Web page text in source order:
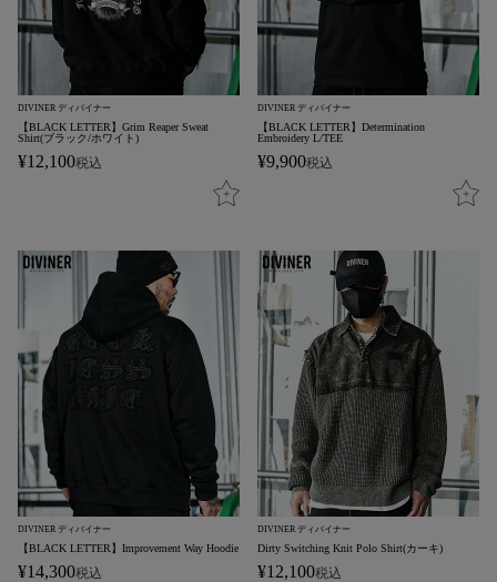
DIVINER ディバイナー
【BLACK LETTER】Grim Reaper Sweat
Shirt(ブラック/ホワイト)
¥12,100税込
DIVINER ディバイナー
【BLACK LETTER】Determination
Embroidery L/TEE
¥9,900税込
DIVINER ディバイナー
【BLACK LETTER】Improvement Way Hoodie
¥14,300税込
DIVINER ディバイナー
Dirty Switching Knit Polo Shirt(カーキ)
¥12,100税込